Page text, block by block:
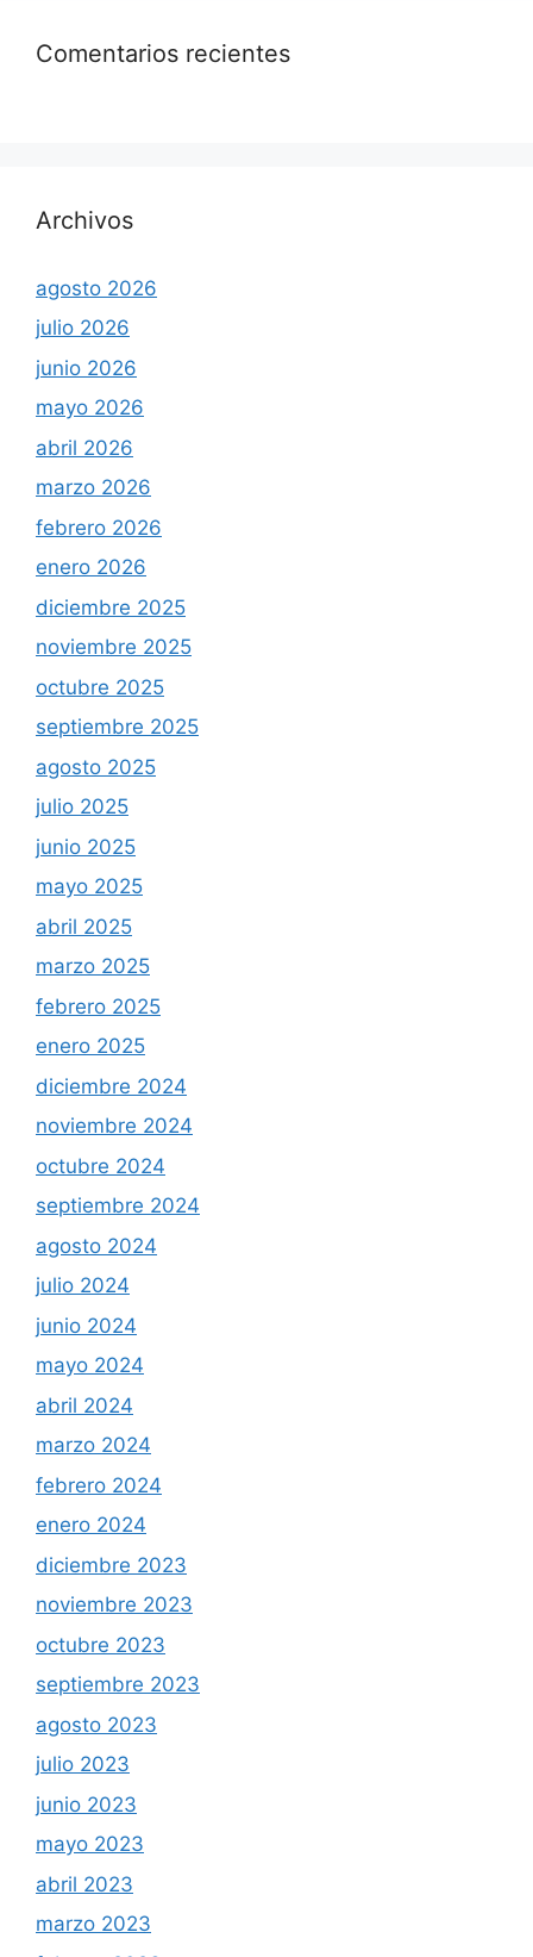
Comentarios recientes
Archivos
agosto 2026
julio 2026
junio 2026
mayo 2026
abril 2026
marzo 2026
febrero 2026
enero 2026
diciembre 2025
noviembre 2025
octubre 2025
septiembre 2025
agosto 2025
julio 2025
junio 2025
mayo 2025
abril 2025
marzo 2025
febrero 2025
enero 2025
diciembre 2024
noviembre 2024
octubre 2024
septiembre 2024
agosto 2024
julio 2024
junio 2024
mayo 2024
abril 2024
marzo 2024
febrero 2024
enero 2024
diciembre 2023
noviembre 2023
octubre 2023
septiembre 2023
agosto 2023
julio 2023
junio 2023
mayo 2023
abril 2023
marzo 2023